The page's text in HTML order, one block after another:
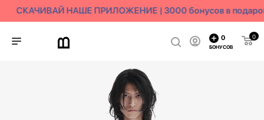
СКАЧИВАЙ НАШЕ ПРИЛОЖЕНИЕ | 3000 бонусов в
0
0
БОНУСОВ